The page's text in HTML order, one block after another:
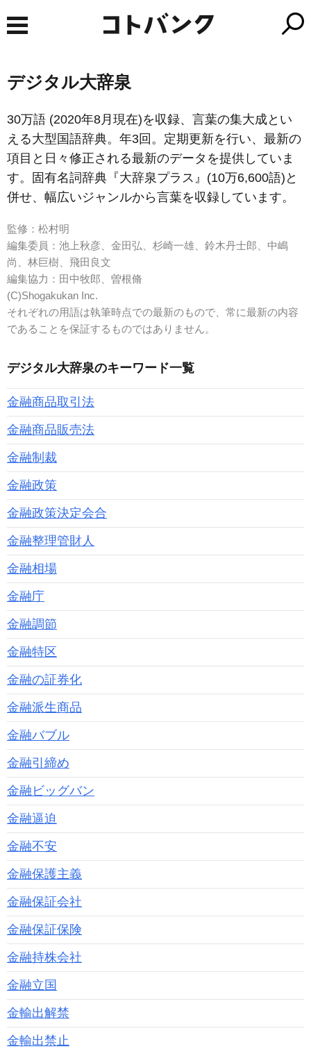
デジタル大辞泉
30万語 (2020年8月現在)を収録、言葉の集大成とい
える大型国語辞典。年3回。定期更新を行い、最新の
項目と日々修正される最新のデータを提供していま
す。固有名詞辞典『大辞泉プラス』(10万6,600語)と
併せ、幅広いジャンルから言葉を収録しています。
監修：松村明
編集委員：池上秋彦、金田弘、杉崎一雄、鈴木丹士郎、中嶋
尚、林巨樹、飛田良文
編集協力：田中牧郎、曽根脩
(C)Shogakukan Inc.
それぞれの用語は執筆時点での最新のもので、常に最新の内容
であることを保証するものではありません。
デジタル大辞泉のキーワード一覧
金融商品取引法
金融商品販売法
金融制裁
金融政策
金融政策決定会合
金融整理管財人
金融相場
金融庁
金融調節
金融特区
金融の証券化
金融派生商品
金融バブル
金融引締め
金融ビッグバン
金融逼迫
金融不安
金融保護主義
金融保証会社
金融保証保険
金融持株会社
金融立国
金輸出解禁
金輸出禁止